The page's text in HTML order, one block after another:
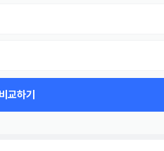
교하기